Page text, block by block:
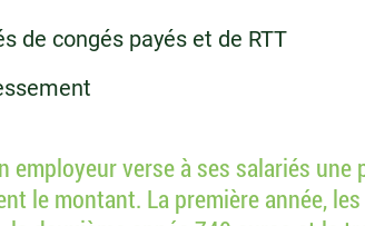
de congés payés et de RTT
employeur verse à ses salariés une
le montant. La première année,